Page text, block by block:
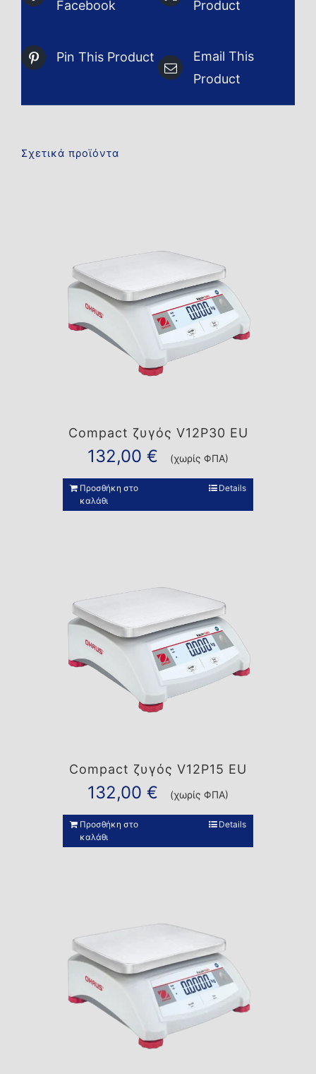
Facebook Product
Pin This Product
Email This
Product
Σχετικά προϊόντα
Compact ζυγός V12P30 EU
132,00 € (χωρίς ΦΠΑ)
Προσθήκη στο
καλάθι
Details
Compact ζυγός V12P15 EU
132,00 € (χωρίς ΦΠΑ)
Προσθήκη στο
καλάθι
Details